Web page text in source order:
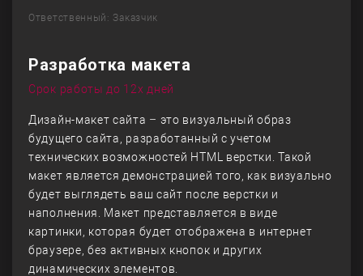
Ответственный: Заказчик
Разработка макета
Срок работы до 12х дней
Дизайн-макет сайта – это визуальный образ
будущего сайта, разработанный с учетом
технических возможностей HTML верстки. Такой
макет является демонстрацией того, как визуально
будет выглядеть ваш сайт после верстки и
наполнения. Макет представляется в виде
картинки, которая будет отображена в интернет
браузере, без активных кнопок и других
динамических элементов.